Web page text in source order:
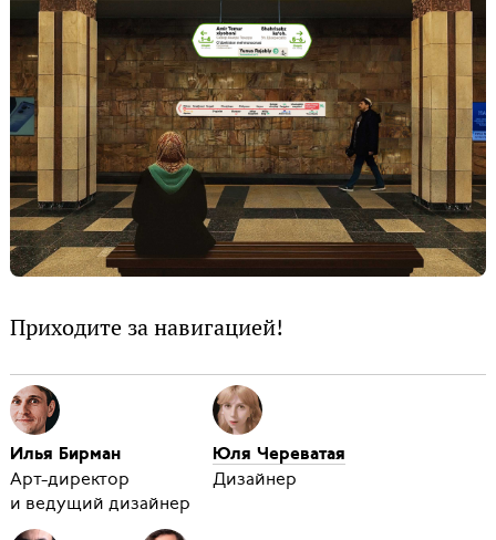
Приходите за навигацией!
Илья Бирман
Арт-директор
и ведущий дизайнер
Юля Череватая
Дизайнер